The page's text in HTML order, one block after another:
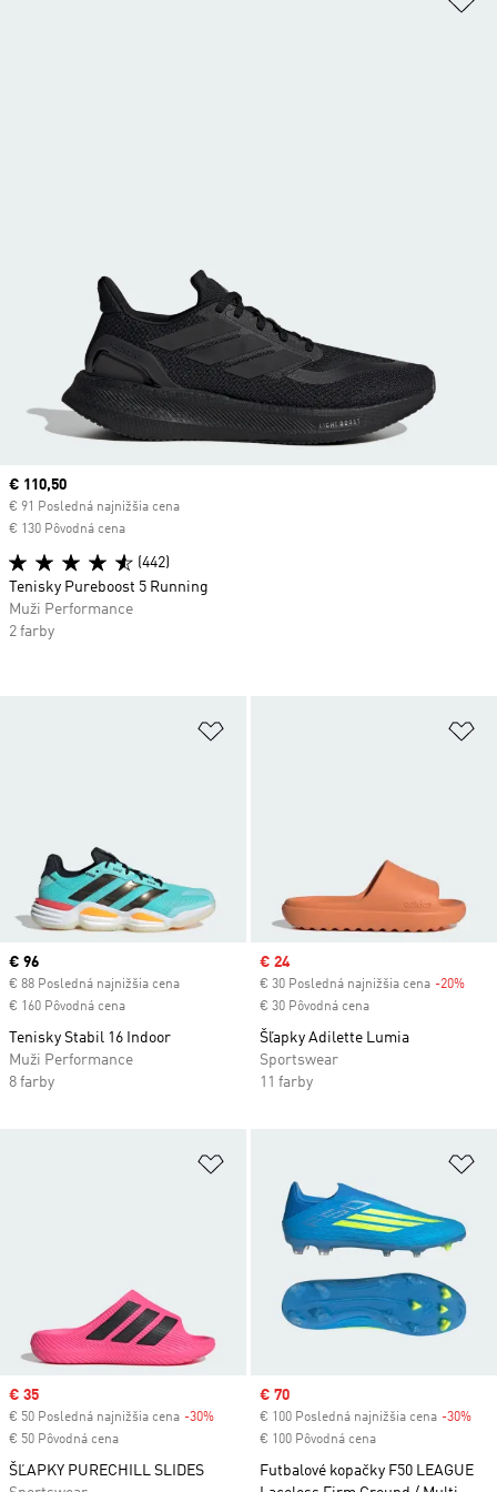
Pridať do zoznamu želaných
Current price
€ 96
€ 88 Posledná najnižšia cena
€ 160 Pôvodná cena
Tenisky Stabil 16 Indoor
Muži Performance
8 farby
Sale price
€ 24
€ 30 Posledná najnižšia cena -20%
€ 30 Pôvodná cena
Šľapky Adilette Lumia
Sportswear
11 farby
Pridať do zoznamu želaných
Sale price
€ 35
€ 50 Posledná najnižšia cena -30% Discount
€ 50 Pôvodná cena
ŠĽAPKY PURECHILL SLIDES
Sale price
€ 70
€ 100 Posledná najnižšia cena -30%
€ 100 Pôvodná cena
Futbalové kopačky F50 LEAGUE
Current price
€ 110,50
€ 91 Posledná najnižšia cena
€ 130 Pôvodná cena
(442)
Tenisky Pureboost 5 Running
Muži Performance
2 farby